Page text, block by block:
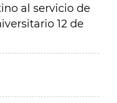
al servicio de
12 de